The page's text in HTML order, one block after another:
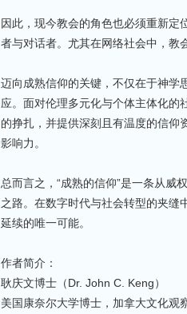
因此，现今教会的角色也必须重新定
者与对话者。尤其在网络社会中，教
迈向成熟信仰的关键，不仅在于神学
应。面对伦理多元化与个体主体化的
的挣扎，并提供深刻且有温度的信仰
影响力。
总而言之，“成熟的信仰”是一条从威
之路。在数字时代与社会转型的夹缝
延续的唯一可能。
作者简介：
耿庆文博士（Dr. John C. Keng）
美国康奈尔大学博士，加拿大文化观